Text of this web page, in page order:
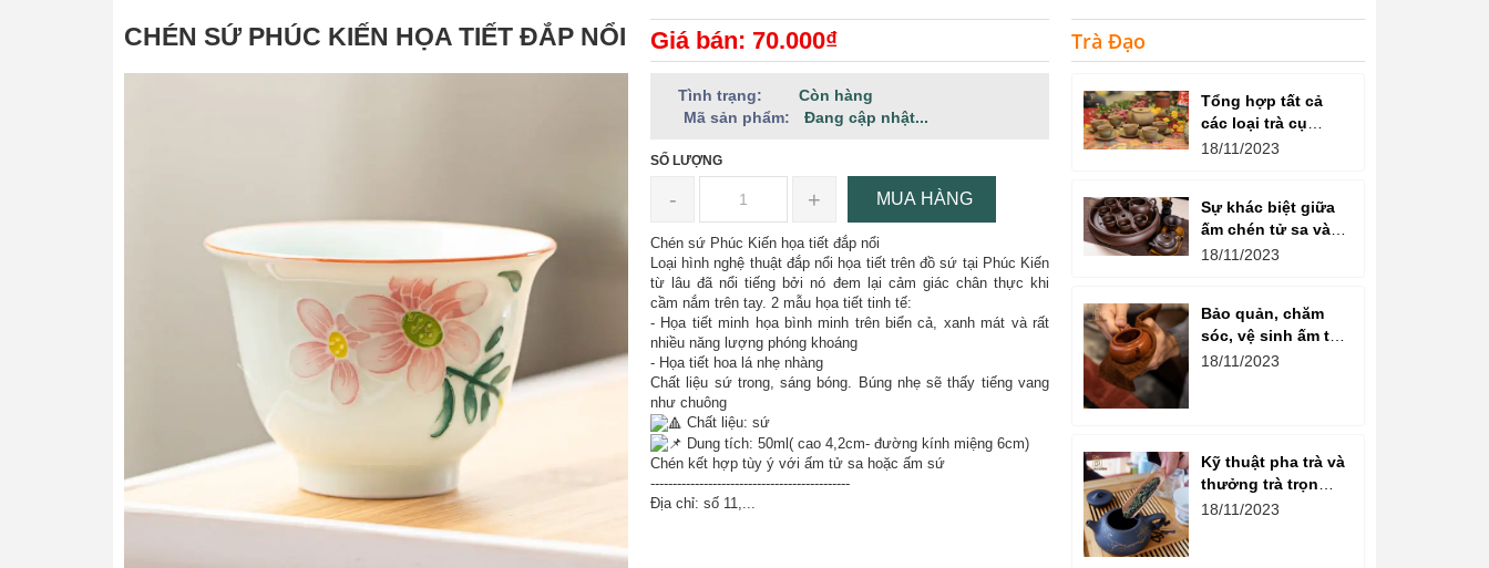
CHÉN SỨ PHÚC KIẾN HỌA TIẾT ĐẮP NỔI Giá bán: 70.000₫
Tình trạng:
Còn hàng
Mã sản phẩm:
Đang cập nhật...
SỐ LƯỢNG
- + MUA HÀNG
Chén sứ Phúc Kiến họa tiết đắp nổi
Loại hình nghệ thuật đắp nổi họa tiết trên đồ sứ tại Phúc Kiến
từ lâu đã nổi tiếng bởi nó đem lại cảm giác chân thực khi
cầm nắm trên tay. 2 mẫu họa tiết tinh tế:
- Họa tiết minh họa bình minh trên biển cả, xanh mát và rất
nhiều năng lượng phóng khoáng
- Họa tiết hoa lá nhẹ nhàng
Chất liệu sứ trong, sáng bóng. Búng nhẹ sẽ thấy tiếng vang
như chuông
Chất liệu: sứ
Dung tích: 50ml( cao 4,2cm- đường kính miệng 6cm)
Chén kết hợp tùy ý với ấm tử sa hoặc ấm sứ
---------------------------------------------
Địa chỉ: số 11,...
Trà Đạo
Tổng hợp tất cả
các loại trà cụ
trong nghệ thuật
18/11/2023
Sự khác biệt giữa
ấm chén tử sa và
ấm chén gốm là
18/11/2023
Bảo quản, chăm
sóc, vệ sinh ấm tử
sa đúng cách
18/11/2023
Kỹ thuật pha trà và
thưởng trà trọn
vẹn hương vị
18/11/2023